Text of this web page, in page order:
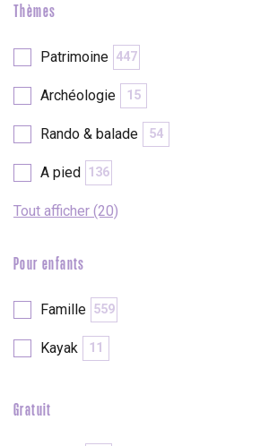
Thèmes
Patrimoine 447
Archéologie 15
Rando & balade 54
A pied 136
Tout afficher (20)
Pour enfants
Famille 559
Kayak 11
Gratuit